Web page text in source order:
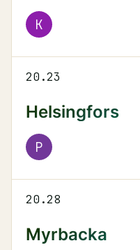
K
20.23
Helsingfors
P
20.28
Myrbacka